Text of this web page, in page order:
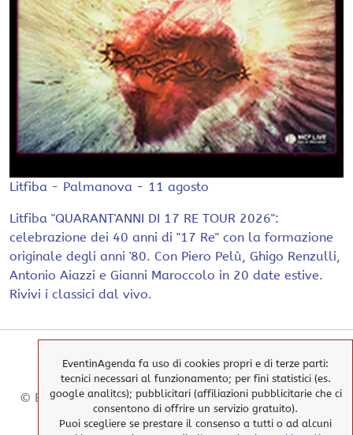
Litfiba - Palmanova - 11 agosto
Litfiba "QUARANT'ANNI DI 17 RE TOUR 2026":
celebrazione dei 40 anni di "17 Re" con la formazione
originale degli anni '80. Con Piero Pelù, Ghigo Renzulli,
Antonio Aiazzi e Gianni Maroccolo in 20 date estive.
Rivivi i classici dal vivo.
© EventinAgenda 2017-2026-All Rights Reserved.
EventinAgenda fa uso di cookies propri e di terze parti:
tecnici necessari al funzionamento; per fini statistici (es.
google analitcs); pubblicitari (affiliazioni pubblicitarie che ci
consentono di offrire un servizio gratuito).
Puoi scegliere se prestare il consenso a tutti o ad alcuni